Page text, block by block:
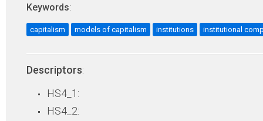
Keywords:
capitalism models of capitalism institutions institutional
Descriptors:
HS4_1:
HS4_2: